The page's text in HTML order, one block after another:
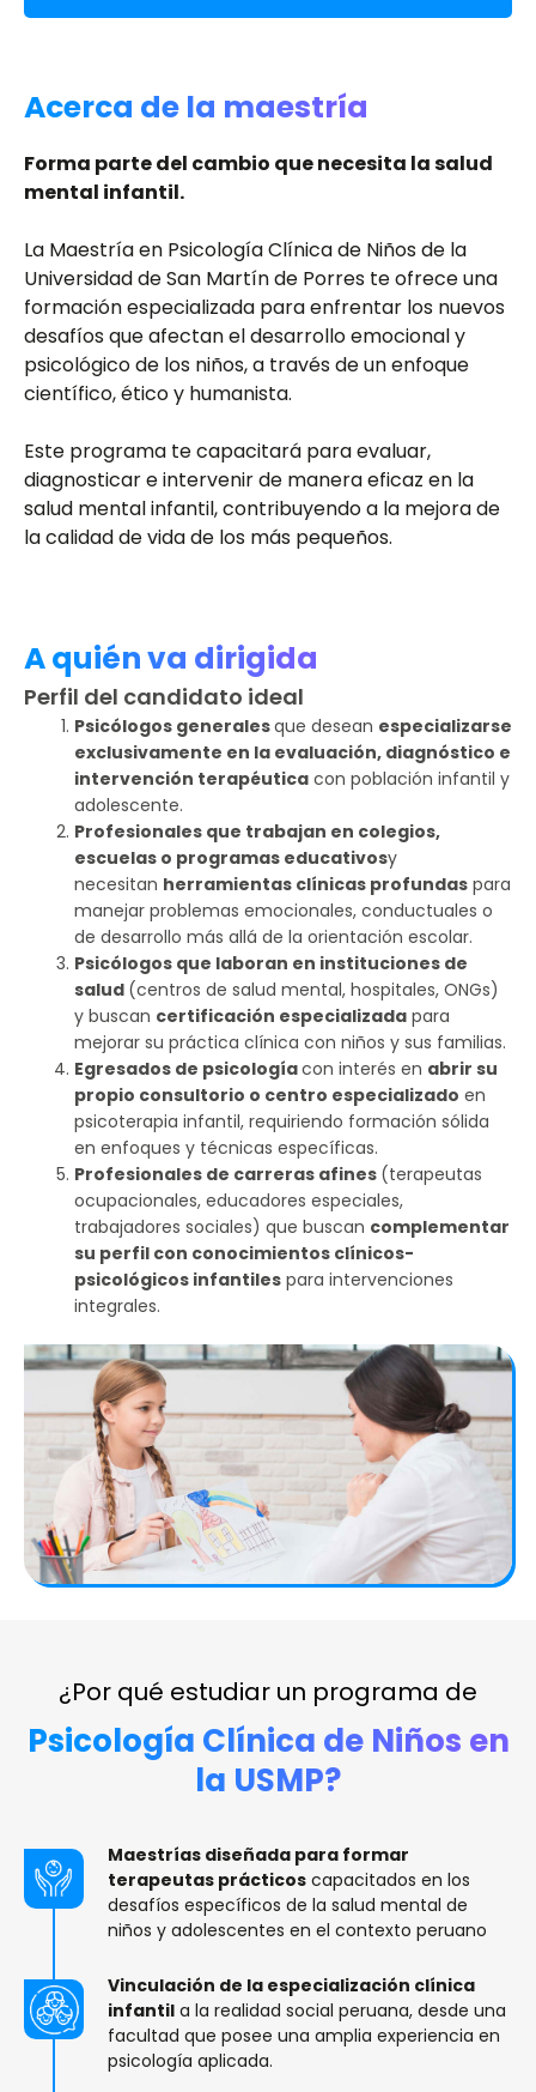
Acerca de la maestría
Forma parte del cambio que necesita la salud
mental infantil. ​
​ La Maestría en Psicología Clínica de Niños de la
Universidad de San Martín de Porres te ofrece una
formación especializada para enfrentar los nuevos
desafíos que afectan el desarrollo emocional y
psicológico de los niños, a través de un enfoque
científico, ético y humanista. ​
​ Este programa te capacitará para evaluar,
diagnosticar e intervenir de manera eficaz en la
salud mental infantil, contribuyendo a la mejora de
la calidad de vida de los más pequeños.
A quién va dirigida
Perfil del candidato ideal
Psicólogos generalesque desean especializarse
exclusivamente en la evaluación, diagnóstico e
intervención terapéutica con población infantil y
adolescente.
Profesionales que trabajan en colegios,
escuelas o programas educativosy
necesitan herramientas clínicas profundas para
manejar problemas emocionales, conductuales o
de desarrollo más allá de la orientación escolar.
Psicólogos que laboran en instituciones de
salud (centros de salud mental, hospitales, ONGs)
y buscan certificación especializada para
mejorar su práctica clínica con niños y sus familias.
Egresados de psicologíacon interés en abrir su
propio consultorio o centro especializado en
psicoterapia infantil, requiriendo formación sólida
en enfoques y técnicas específicas.
Profesionales de carreras afines (terapeutas
ocupacionales, educadores especiales,
trabajadores sociales) que buscan complementar
su perfil con conocimientos clínicos-
psicológicos infantiles para intervenciones
integrales.
¿Por qué estudiar un programa de
Psicología Clínica de Niños en
la USMP?​
Maestrías diseñada para formar
terapeutas prácticos capacitados en los
desafíos específicos de la salud mental de
niños y adolescentes en el contexto peruano
Vinculación de la especialización clínica
infantil a la realidad social peruana, desde una
facultad que posee una amplia experiencia en
psicología aplicada.